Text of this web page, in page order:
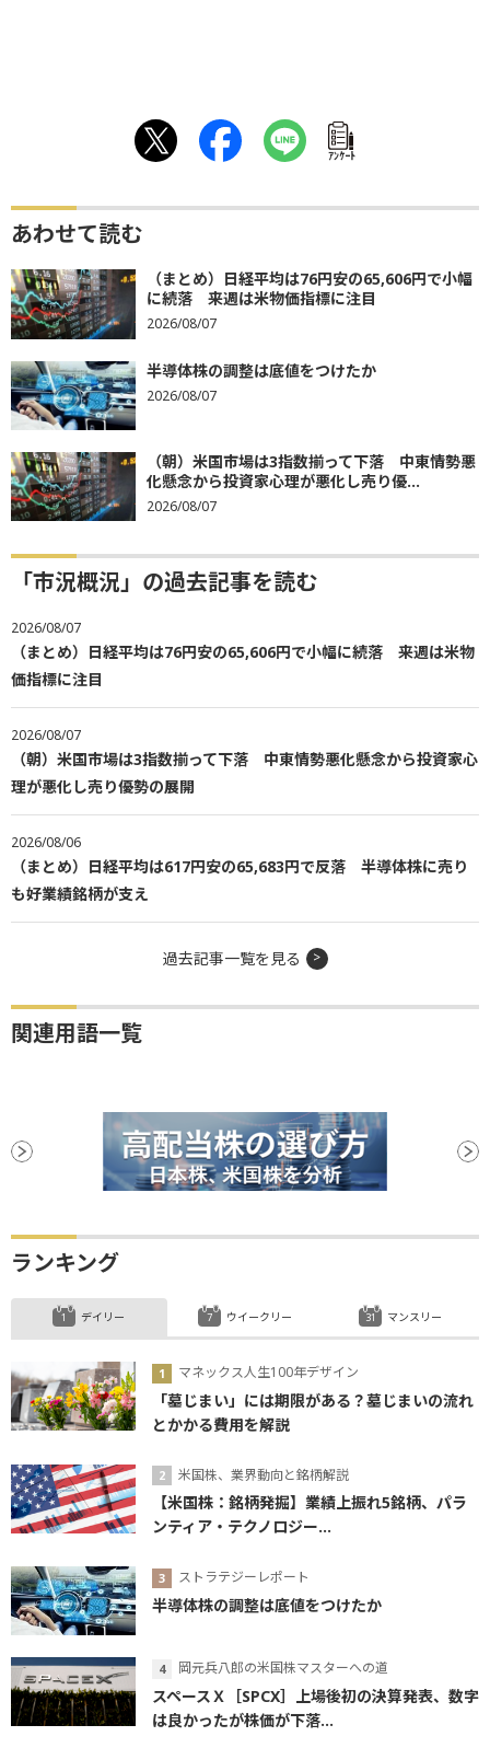
ｱﾝｹｰﾄ
あわせて読む
（まとめ）日経平均は76円安の65,606円で小幅
に続落 来週は米物価指標に注目
2026/08/07
半導体株の調整は底値をつけたか
2026/08/07
（朝）米国市場は3指数揃って下落 中東情勢悪
化懸念から投資家心理が悪化し売り優...
2026/08/07
「市況概況」の過去記事を読む
2026/08/07
（まとめ）日経平均は76円安の65,606円で小幅に続落 来週は米物
価指標に注目
2026/08/07
（朝）米国市場は3指数揃って下落 中東情勢悪化懸念から投資家心
理が悪化し売り優勢の展開
2026/08/06
（まとめ）日経平均は617円安の65,683円で反落 半導体株に売り
も好業績銘柄が支え
過去記事一覧を見る
関連用語一覧
ランキング
デイリー
マネックス人生100年デザイン
「墓じまい」には期限がある？墓じまいの流れ
とかかる費用を解説
米国株、業界動向と銘柄解説
【米国株：銘柄発掘】業績上振れ5銘柄、パラ
ンティア・テクノロジー...
ストラテジーレポート
半導体株の調整は底値をつけたか
岡元兵八郎の米国株マスターへの道
スペースＸ［SPCX］上場後初の決算発表、数字
は良かったが株価が下落...
ウイークリー マンスリー